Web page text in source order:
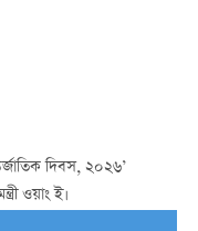
দিবস, ২০২৬’
ওয়াং ই।